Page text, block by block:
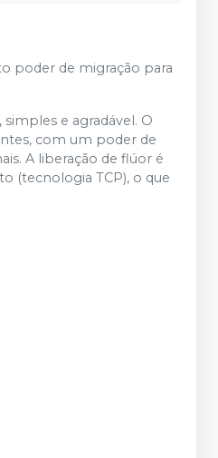
poder de migração para
e agradável. O
com um poder de
A liberação de flúor é
(tecnologia TCP), o que